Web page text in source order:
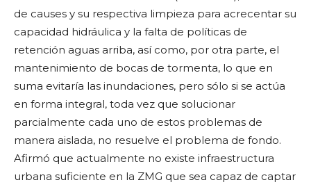
de causes y su respectiva limpieza para acrecentar su
capacidad hidráulica y la falta de políticas de
retención aguas arriba, así como, por otra parte, el
mantenimiento de bocas de tormenta, lo que en
suma evitaría las inundaciones, pero sólo si se actúa
en forma integral, toda vez que solucionar
parcialmente cada uno de estos problemas de
manera aislada, no resuelve el problema de fondo.
Afirmó que actualmente no existe infraestructura
urbana suficiente en la ZMG que sea capaz de captar